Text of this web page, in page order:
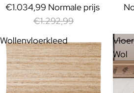
€1.034,99 Normale prijs
€1.292,99
Wollenvloerkleed
Wol